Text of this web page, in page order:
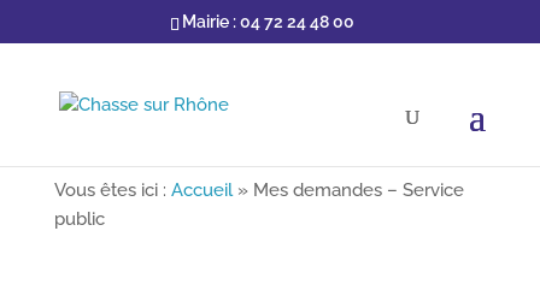
Mairie : 04 72 24 48 00
Vous êtes ici : Accueil» Mes demandes – Service
public